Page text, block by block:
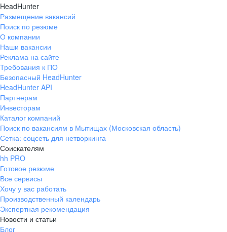
HeadHunter
Размещение вакансий
Поиск по резюме
О компании
Наши вакансии
Реклама на сайте
Требования к ПО
Безопасный HeadHunter
HeadHunter API
Партнерам
Инвесторам
Каталог компаний
Поиск по вакансиям в Мытищах (Московская область)
Сетка: соцсеть для нетворкинга
Соискателям
hh PRO
Готовое резюме
Все сервисы
Хочу у вас работать
Производственный календарь
Экспертная рекомендация
Новости и статьи
Блог